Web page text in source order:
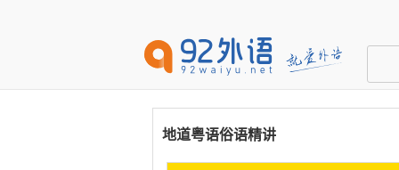
地道粤语俗语精讲